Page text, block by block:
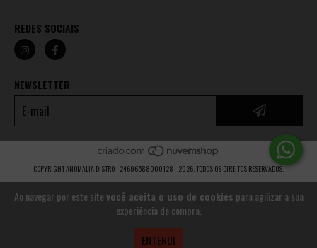
Ao navegar por este sitevocê aceita o uso de cookies para agilizar a sua
experiência de compra.
ENTENDI
REDES SOCIAIS
NEWSLETTER
COPYRIGHT ANOMALIA DISTRO - 24696588000128 - 2026. TODOS OS DIREITOS RESERVADOS.